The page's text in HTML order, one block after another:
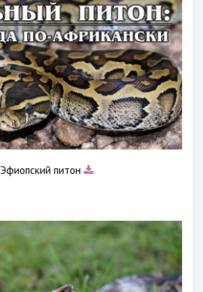
Эфиопский питон